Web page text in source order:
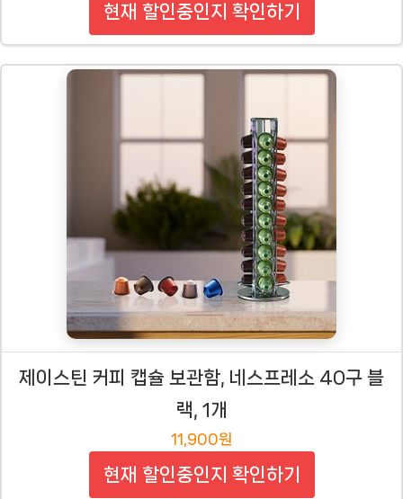
현재 할인중인지 확인하기
제이스틴 커피 캡슐 보관함, 네스프레소 40구 블
랙, 1개
11,900원
현재 할인중인지 확인하기